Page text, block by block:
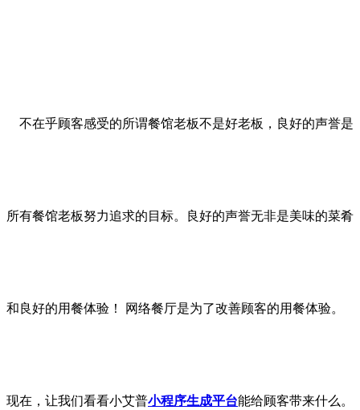
不在乎顾客感受的所谓餐馆老板不是好老板，良好的声誉是
所有餐馆老板努力追求的目标。良好的声誉无非是美味的菜肴
和良好的用餐体验！ 网络餐厅是为了改善顾客的用餐体验。
现在，让我们看看小艾普小程序生成平台能给顾客带来什么。